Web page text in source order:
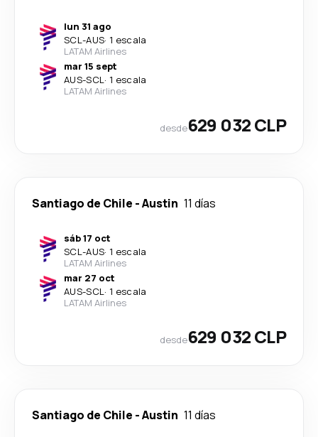
lun 31 ago
SCL-AUS· 1 escala
LATAM Airlines
mar 15 sept
AUS-SCL· 1 escala
LATAM Airlines
desde629 032 CLP
Santiago de Chile -Austin 11 días
sáb 17 oct
SCL-AUS· 1 escala
LATAM Airlines
mar 27 oct
AUS-SCL· 1 escala
LATAM Airlines
desde629 032 CLP
Santiago de Chile -Austin 11 días